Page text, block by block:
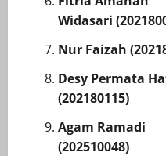
Widasari
Nur Faizah
Desy Permata
(202180115)
Agam Ramadi
(202510048)